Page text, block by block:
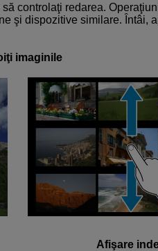
controlaţi redarea.
şi dispozitive similare. Întâi,
imaginile
Afişare